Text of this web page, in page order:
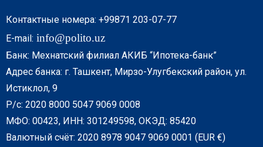
Контактные номера: +99871 203-07-77
E-mail: info@polito.uz
Банк: Мехнатский филиал АКИБ “Ипотека-банк”
Адрес банка: г. Ташкент, Мирзо-Улугбекский район, ул.
Истиклол, 9
Р/с: 2020 8000 5047 9069 0008
МФО: 00423, ИНН: 301249598, ОКЭД: 85420
Валютный счёт: 2020 8978 9047 9069 0001 (EUR €)